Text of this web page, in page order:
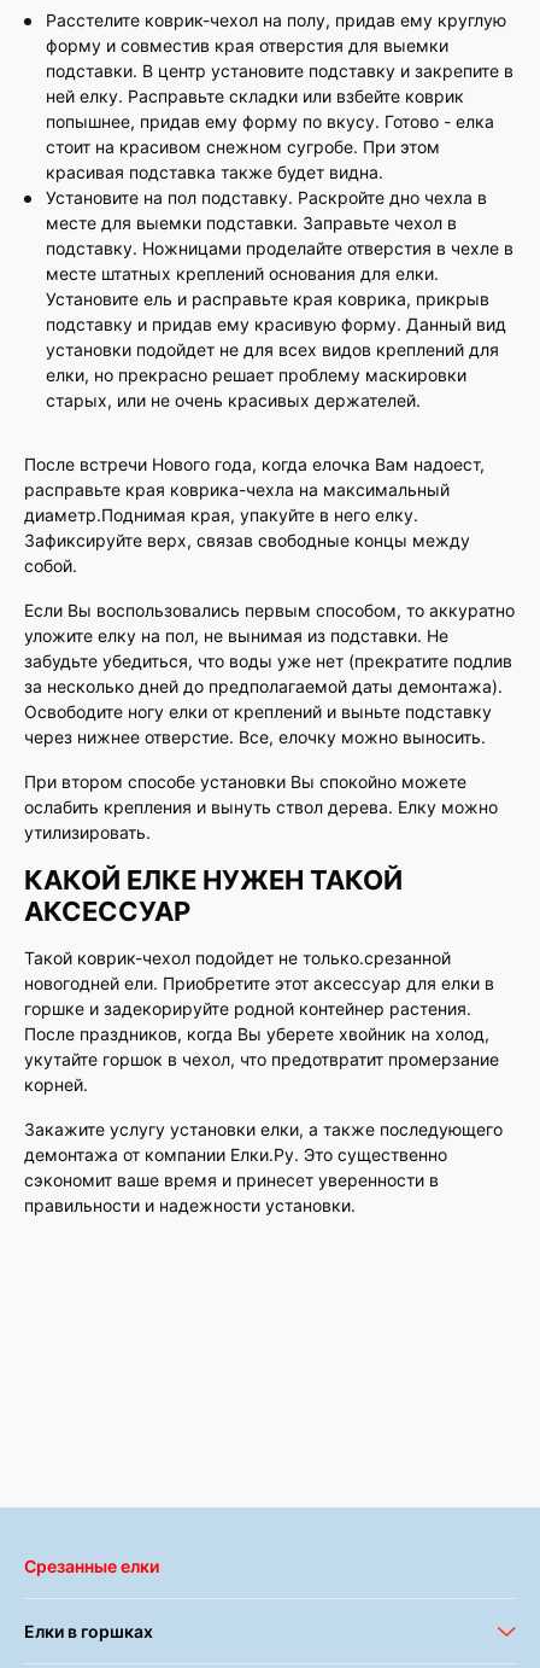
Расстелите коврик-чехол на полу, придав ему круглую
форму и совместив края отверстия для выемки
подставки. В центр установите подставку и закрепите в
ней елку. Расправьте складки или взбейте коврик
попышнее, придав ему форму по вкусу. Готово - елка
стоит на красивом снежном сугробе. При этом
красивая подставка также будет видна.
Установите на пол подставку. Раскройте дно чехла в
месте для выемки подставки. Заправьте чехол в
подставку. Ножницами проделайте отверстия в чехле в
месте штатных креплений основания для елки.
Установите ель и расправьте края коврика, прикрыв
подставку и придав ему красивую форму. Данный вид
установки подойдет не для всех видов креплений для
елки, но прекрасно решает проблему маскировки
старых, или не очень красивых держателей.
После встречи Нового года, когда елочка Вам надоест,
расправьте края коврика-чехла на максимальный
диаметр.Поднимая края, упакуйте в него елку.
Зафиксируйте верх, связав свободные концы между
собой.
Если Вы воспользовались первым способом, то аккуратно
уложите елку на пол, не вынимая из подставки. Не
забудьте убедиться, что воды уже нет (прекратите подлив
за несколько дней до предполагаемой даты демонтажа).
Освободите ногу елки от креплений и выньте подставку
через нижнее отверстие. Все, елочку можно выносить.
При втором способе установки Вы спокойно можете
ослабить крепления и вынуть ствол дерева. Елку можно
утилизировать.
КАКОЙ ЕЛКЕ НУЖЕН ТАКОЙ
АКСЕССУАР
Такой коврик-чехол подойдет не только.срезанной
новогодней ели. Приобретите этот аксессуар для елки в
горшке и задекорируйте родной контейнер растения.
После праздников, когда Вы уберете хвойник на холод,
укутайте горшок в чехол, что предотвратит промерзание
корней.
Закажите услугу установки елки, а также последующего
демонтажа от компании Елки.Ру. Это существенно
сэкономит ваше время и принесет уверенности в
правильности и надежности установки.
Срезанные елки
Елки в горшках